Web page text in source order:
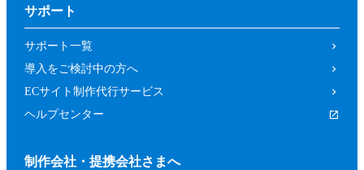
サポート
サポート一覧
導入をご検討中の方へ
ECサイト制作代行サービス
ヘルプセンター
制作会社・提携会社さまへ